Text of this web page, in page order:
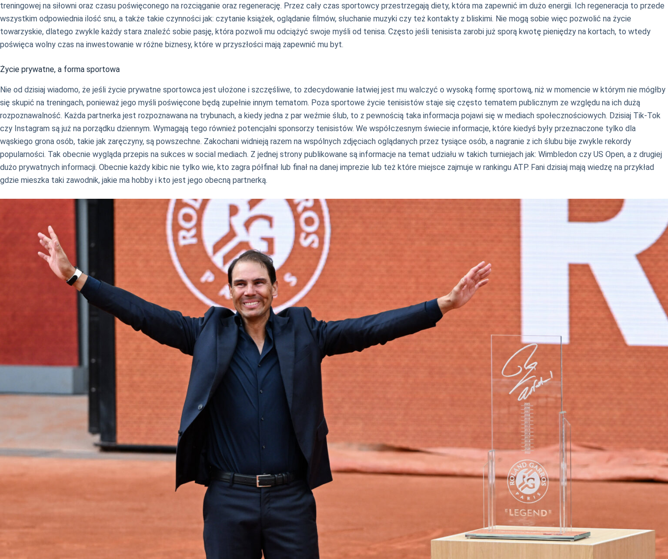
treningowej na siłowni oraz czasu poświęconego na rozciąganie oraz regenerację. Przez cały czas sportowcy przestrzegają diety, która ma zapewnić im dużo energii. Ich regeneracja to przede
wszystkim odpowiednia ilość snu, a także takie czynności jak: czytanie książek, oglądanie filmów, słuchanie muzyki czy też kontakty z bliskimi. Nie mogą sobie więc pozwolić na życie
towarzyskie, dlatego zwykle każdy stara znaleźć sobie pasję, która pozwoli mu odciążyć swoje myśli od tenisa. Często jeśli tenisista zarobi już sporą kwotę pieniędzy na kortach, to wtedy
poświęca wolny czas na inwestowanie w różne biznesy, które w przyszłości mają zapewnić mu byt.
Życie prywatne, a forma sportowa
Nie od dzisiaj wiadomo, że jeśli życie prywatne sportowca jest ułożone i szczęśliwe, to zdecydowanie łatwiej jest mu walczyć o wysoką formę sportową, niż w momencie w którym nie mógłby
się skupić na treningach, ponieważ jego myśli poświęcone będą zupełnie innym tematom. Poza sportowe życie tenisistów staje się często tematem publicznym ze względu na ich dużą
rozpoznawalność. Każda partnerka jest rozpoznawana na trybunach, a kiedy jedna z par weźmie ślub, to z pewnością taka informacja pojawi się w mediach społecznościowych. Dzisiaj Tik-Tok
czy Instagram są już na porządku dziennym. Wymagają tego również potencjalni sponsorzy tenisistów. We współczesnym świecie informacje, które kiedyś były przeznaczone tylko dla
wąskiego grona osób, takie jak zaręczyny, są powszechne. Zakochani widnieją razem na wspólnych zdjęciach oglądanych przez tysiące osób, a nagranie z ich ślubu bije zwykle rekordy
popularności. Tak obecnie wygląda przepis na sukces w social mediach. Z jednej strony publikowane są informacje na temat udziału w takich turniejach jak: Wimbledon czy US Open, a z drugiej
dużo prywatnych informacji. Obecnie każdy kibic nie tylko wie, kto zagra półfinał lub finał na danej imprezie lub też które miejsce zajmuje w rankingu ATP. Fani dzisiaj mają wiedzę na przykład
gdzie mieszka taki zawodnik, jakie ma hobby i kto jest jego obecną partnerką.